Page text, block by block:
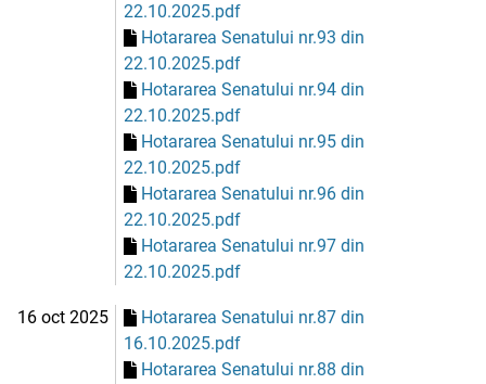
22.10.2025.pdf
Hotararea Senatului nr.93 din
22.10.2025.pdf
Hotararea Senatului nr.94 din
22.10.2025.pdf
Hotararea Senatului nr.95 din
22.10.2025.pdf
Hotararea Senatului nr.96 din
22.10.2025.pdf
Hotararea Senatului nr.97 din
22.10.2025.pdf
16 oct 2025
Hotararea Senatului nr.87 din
16.10.2025.pdf
Hotararea Senatului nr.88 din